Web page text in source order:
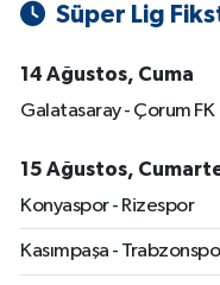
Süper Lig
14 Ağustos, Cuma
Galatasaray - Çorum FK
15 Ağustos,
Konyaspor - Rizespor
Kasımpaşa -